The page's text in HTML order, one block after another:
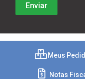
Meus
Notas